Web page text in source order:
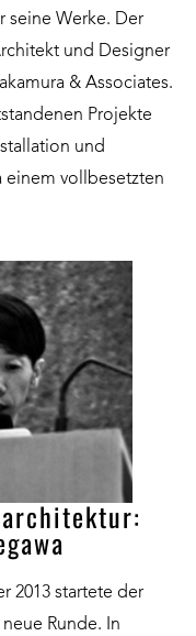
seine Werke. Der
und Designer
& Associates.
Projekte
und
einem vollbesetzten
2013 startete der
Runde. In